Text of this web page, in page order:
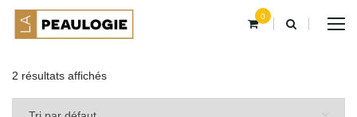
0
2 résultats affichés